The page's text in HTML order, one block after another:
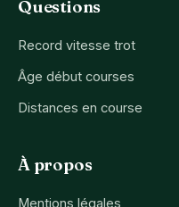
Questions
Record vitesse trot
Âge début courses
Distances en course
À propos
Mentions légales